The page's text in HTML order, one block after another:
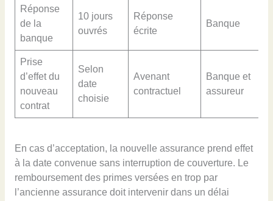
Réponse
de la
banque
10 jours
ouvrés
Réponse
écrite
Banque
Prise
d’effet du
nouveau
contrat
Selon
date
choisie
Avenant
contractuel
Banque et
assureur
En cas d’acceptation, la nouvelle assurance prend effet
à la date convenue sans interruption de couverture. Le
remboursement des primes versées en trop par
l’ancienne assurance doit intervenir dans un délai